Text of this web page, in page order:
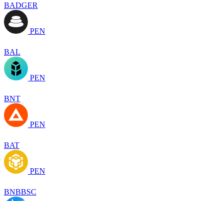
BADGER
PEN
BAL
PEN
BNT
PEN
BAT
PEN
BNBBSC